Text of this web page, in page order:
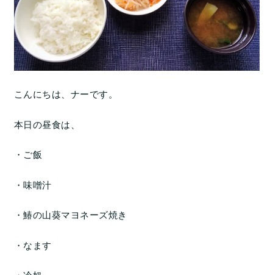
こんにちは、ナーです。
本日の昼食は、
・ご飯
・味噌汁
・鰆の山葵マヨネーズ焼き
・なます